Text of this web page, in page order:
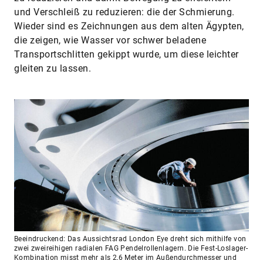
und Verschleiß zu reduzieren: die der Schmierung.
Wieder sind es Zeichnungen aus dem alten Ägypten,
die zeigen, wie Wasser vor schwer beladene
Transportschlitten gekippt wurde, um diese leichter
gleiten zu lassen.
Beeindruckend: Das Aussichtsrad London Eye dreht sich mithilfe von
zwei zweireihigen radialen FAG Pendelrollenlagern. Die Fest-Loslager-
Kombination misst mehr als 2,6 Meter im Außendurchmesser und